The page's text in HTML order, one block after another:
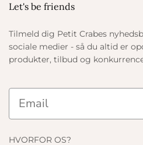
Let's be friends
Tilmeld dig Petit Crabes
sociale medier - så du altid er
produkter, tilbud og
HVORFOR OS?